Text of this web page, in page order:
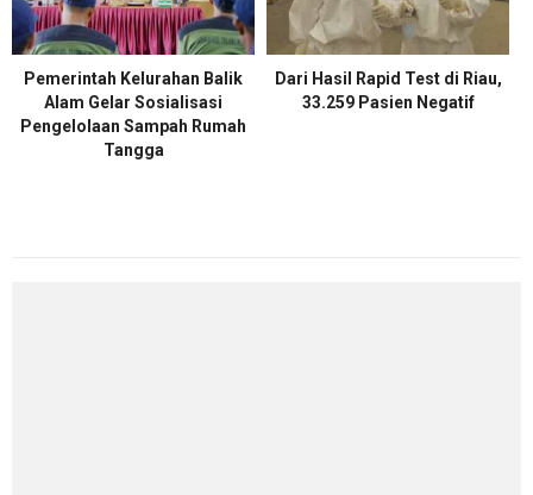
Pemerintah Kelurahan Balik
Alam Gelar Sosialisasi
Pengelolaan Sampah Rumah
Tangga
Dari Hasil Rapid Test di Riau,
33.259 Pasien Negatif